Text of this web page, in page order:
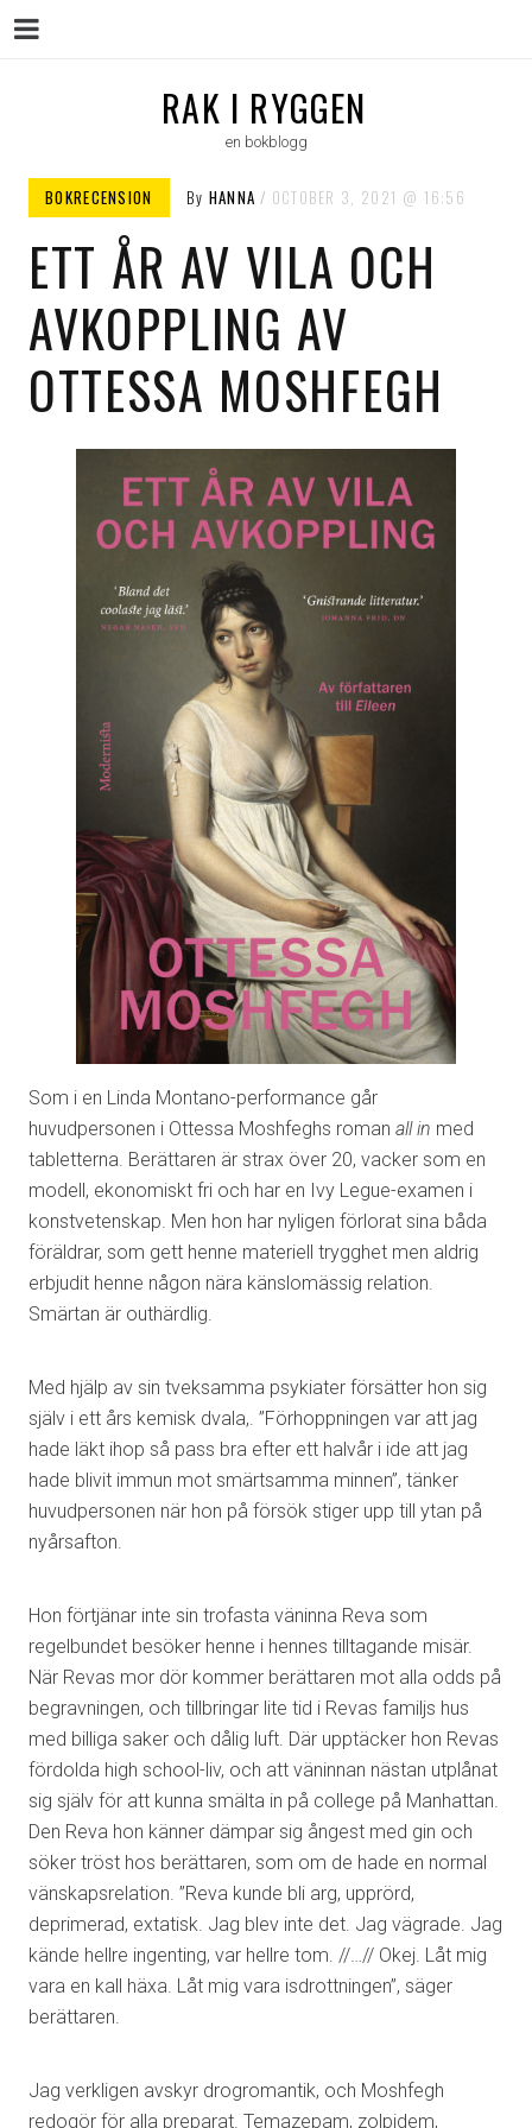
RAK I RYGGEN
en bokblogg
BOKRECENSION By HANNA OCTOBER 3, 2021 16:56
ETT ÅR AV VILA OCH
AVKOPPLING AV
OTTESSA MOSHFEGH
Som i en Linda Montano-performance går
huvudpersonen i Ottessa Moshfeghs roman all in med
tabletterna. Berättaren är strax över 20, vacker som en
modell, ekonomiskt fri och har en Ivy Legue-examen i
konstvetenskap. Men hon har nyligen förlorat sina båda
föräldrar, som gett henne materiell trygghet men aldrig
erbjudit henne någon nära känslomässig relation.
Smärtan är outhärdlig.
Med hjälp av sin tveksamma psykiater försätter hon sig
själv i ett års kemisk dvala,. ”Förhoppningen var att jag
hade läkt ihop så pass bra efter ett halvår i ide att jag
hade blivit immun mot smärtsamma minnen”, tänker
huvudpersonen när hon på försök stiger upp till ytan på
nyårsafton.
Hon förtjänar inte sin trofasta väninna Reva som
regelbundet besöker henne i hennes tilltagande misär.
När Revas mor dör kommer berättaren mot alla odds på
begravningen, och tillbringar lite tid i Revas familjs hus
med billiga saker och dålig luft. Där upptäcker hon Revas
fördolda high school-liv, och att väninnan nästan utplånat
sig själv för att kunna smälta in på college på Manhattan.
Den Reva hon känner dämpar sig ångest med gin och
söker tröst hos berättaren, som om de hade en normal
vänskapsrelation. ”Reva kunde bli arg, upprörd,
deprimerad, extatisk. Jag blev inte det. Jag vägrade. Jag
kände hellre ingenting, var hellre tom. //…// Okej. Låt mig
vara en kall häxa. Låt mig vara isdrottningen”, säger
berättaren.
Jag verkligen avskyr drogromantik, och Moshfegh
redogör för alla preparat. Temazepam, zolpidem,
Menu